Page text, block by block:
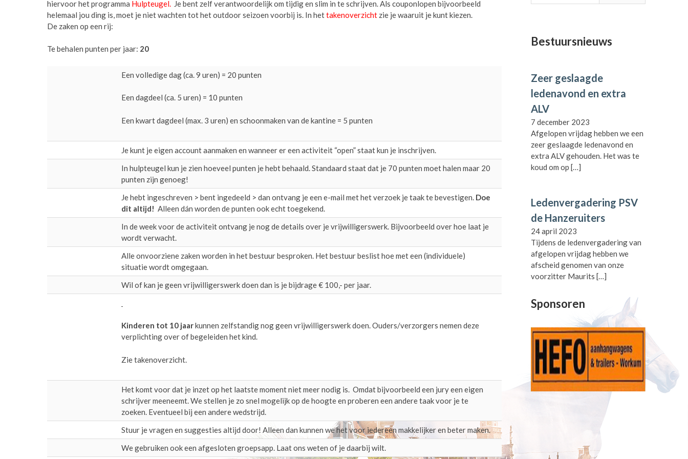
hiervoor het programma Hulpteugel. Je bent zelf verantwoordelijk om tijdig en slim in te schrijven. Als couponlopen bijvoorbeeld
helemaal jou ding is, moet je niet wachten tot het outdoor seizoen voorbij is. In hettakenoverzicht zie je waaruit je kunt kiezen.
De zaken op een rij:
Te behalen punten per jaar: 20
Een volledige dag (ca. 9 uren) = 20 punten
Een dagdeel (ca. 5 uren) = 10 punten
Een kwart dagdeel (max. 3 uren) en schoonmaken van de kantine = 5 punten
Je kunt je eigen account aanmaken en wanneer er een activiteit “open” staat kun je inschrijven.
In hulpteugel kun je zien hoeveel punten je hebt behaald. Standaard staat dat je 70 punten moet halen maar 20
punten zijn genoeg!
Je hebt ingeschreven > bent ingedeeld > dan ontvang je een e-mail met het verzoek je taak te bevestigen. Doe
dit altijd! Alleen dán worden de punten ook echt toegekend.
In de week voor de activiteit ontvang je nog de details over je vrijwilligerswerk. Bijvoorbeeld over hoe laat je
wordt verwacht.
Alle onvoorziene zaken worden in het bestuur besproken. Het bestuur beslist hoe met een (individuele)
situatie wordt omgegaan.
Wil of kan je geen vrijwilligerswerk doen dan is je bijdrage € 100,- per jaar.
Kinderen tot 10 jaarkunnen zelfstandig nog geen vrijwilligerswerk doen. Ouders/verzorgers nemen deze
verplichting over of begeleiden het kind.
Zie takenoverzicht.
Het komt voor dat je inzet op het laatste moment niet meer nodig is. Omdat bijvoorbeeld een jury een eigen
schrijver meeneemt. We stellen je zo snel mogelijk op de hoogte en proberen een andere taak voor je te
zoeken. Eventueel bij een andere wedstrijd.
Stuur je vragen en suggesties altijd door! Alleen dan kunnen we het voor iedereen makkelijker en beter maken.
We gebruiken ook een afgesloten groepsapp. Laat ons weten of je daarbij wilt.
Bestuursnieuws
Zeer geslaagde
ledenavond en extra
ALV
7 december 2023
Afgelopen vrijdag hebben we een
zeer geslaagde ledenavond en
extra ALV gehouden. Het was te
koud om op […]
Ledenvergadering PSV
de Hanzeruiters
24 april 2023
Tijdens de ledenvergadering van
afgelopen vrijdag hebben we
afscheid genomen van onze
voorzitter Maurits[…]
Sponsoren